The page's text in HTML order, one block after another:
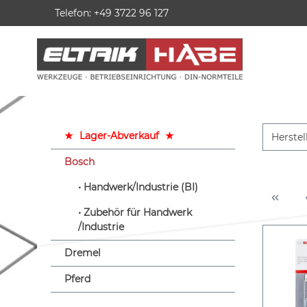
Zur Hauptnavigation springen
Telefon: +49 3722 96 127
★ Lager-Abverkauf ★
Bosch
Handwerk/Industrie (BI)
Zubehör für Handwerk
/Industrie
Dremel
Pferd